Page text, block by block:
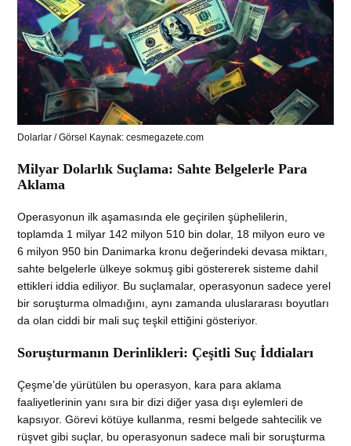
Dolarlar / Görsel Kaynak: cesmegazete.com
Milyar Dolarlık Suçlama: Sahte Belgelerle Para
Aklama
Operasyonun ilk aşamasında ele geçirilen şüphelilerin,
toplamda 1 milyar 142 milyon 510 bin dolar, 18 milyon euro ve
6 milyon 950 bin Danimarka kronu değerindeki devasa miktarı,
sahte belgelerle ülkeye sokmuş gibi göstererek sisteme dahil
ettikleri iddia ediliyor. Bu suçlamalar, operasyonun sadece yerel
bir soruşturma olmadığını, aynı zamanda uluslararası boyutları
da olan ciddi bir mali suç teşkil ettiğini gösteriyor.
Soruşturmanın Derinlikleri: Çeşitli Suç İddiaları
Çeşme’de yürütülen bu operasyon, kara para aklama
faaliyetlerinin yanı sıra bir dizi diğer yasa dışı eylemleri de
kapsıyor. Görevi kötüye kullanma, resmi belgede sahtecilik ve
rüşvet gibi suçlar, bu operasyonun sadece mali bir soruşturma